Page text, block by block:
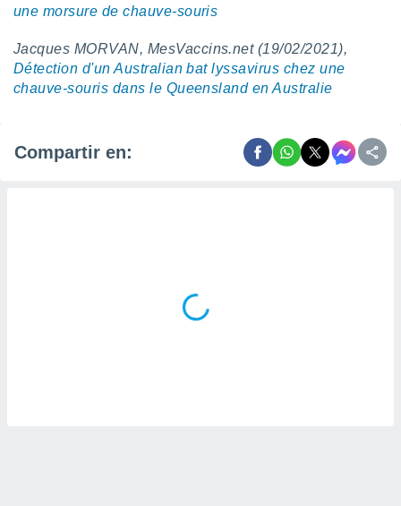
une morsure de chauve-souris
Jacques MORVAN, MesVaccins.net (19/02/2021),
Détection d'un Australian bat lyssavirus chez une
chauve-souris dans le Queensland en Australie
Compartir en: